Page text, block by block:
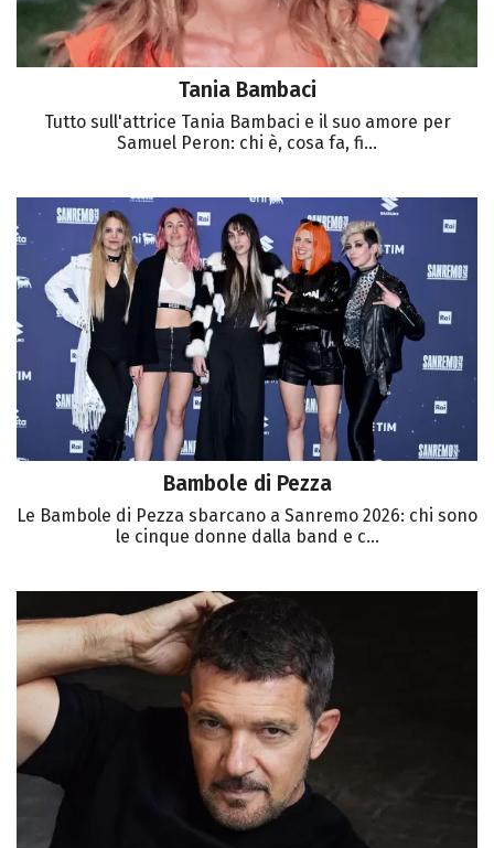
Tania Bambaci
Tutto sull'attrice Tania Bambaci e il suo amore per
Samuel Peron: chi è, cosa fa, fi...
Bambole di Pezza
Le Bambole di Pezza sbarcano a Sanremo 2026: chi sono
le cinque donne dalla band e c...